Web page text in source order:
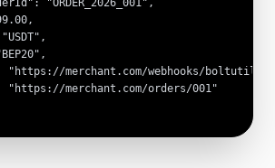
"ORDER_2026_001",
"https://merchant.com/webhooks/boltutil",
"https://merchant.com/orders/001"